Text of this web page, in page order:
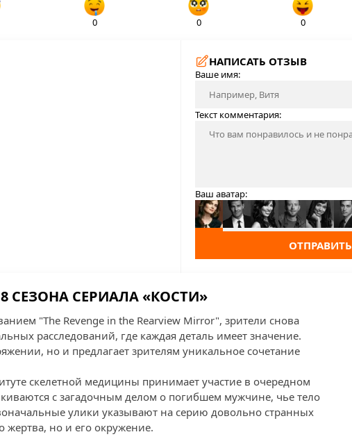
0 0 0
НАПИСАТЬ ОТЗЫВ
Ваше имя:
Текст комментария:
Ваш аватар:
ОТПРАВИТЬ
СЕЗОНА СЕРИАЛА «КОСТИ»
"The Revenge in the Rearview Mirror", зрители снова
расследований, где каждая деталь имеет значение.
но и предлагает зрителям уникальное сочетание
скелетной медицины принимает участие в очередном
с загадочным делом о погибшем мужчине, чье тело
улики указывают на серию довольно странных
жертва, но и его окружение.